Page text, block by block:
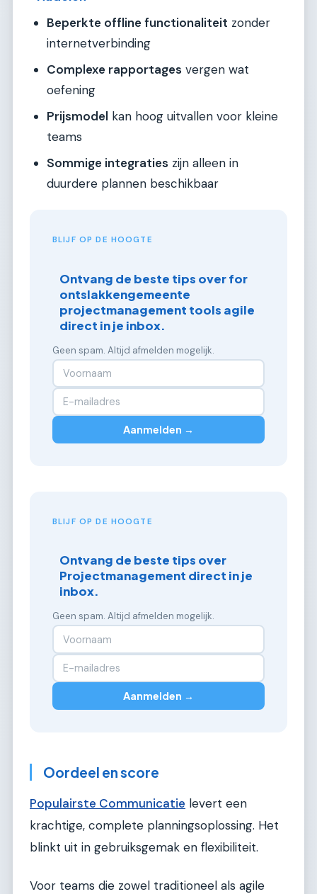
Beperkte offline functionaliteit zonder
internetverbinding
Complexe rapportages vergen wat
oefening
Prijsmodel kan hoog uitvallen voor kleine
teams
Sommige integraties zijn alleen in
duurdere plannen beschikbaar
BLIJF OP DE HOOGTE
Ontvang de beste tips over for
ontslakkengemeente
projectmanagement tools agile
direct in je inbox.
Geen spam. Altijd afmelden mogelijk.
Aanmelden →
BLIJF OP DE HOOGTE
Ontvang de beste tips over
Projectmanagement direct in je
inbox.
Geen spam. Altijd afmelden mogelijk.
Aanmelden →
Oordeel en score
Populairste Communicatie levert een
krachtige, complete planningsoplossing. Het
blinkt uit in gebruiksgemak en flexibiliteit.
Voor teams die zowel traditioneel als agile